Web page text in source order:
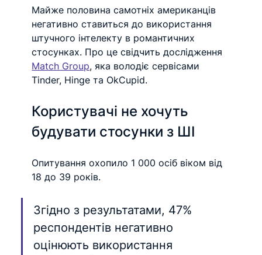
Майже половина самотніх американців
негативно ставиться до використання
штучного інтелекту в романтичних
стосунках. Про це свідчить дослідження
Match Group, яка володіє сервісами
Tinder, Hinge та OkCupid.
Користувачі не хочуть
будувати стосунки з ШІ
Опитування охопило 1 000 осіб віком від
18 до 39 років.
Згідно з результатами, 47%
респондентів негативно
оцінюють використання